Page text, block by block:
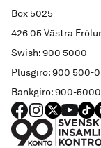
Box 5025
426 05 Västra
Swish: 900 5000
Plusgiro: 900 500-0
Bankgiro: 900-5000
FACEBOOK
Instagram
X